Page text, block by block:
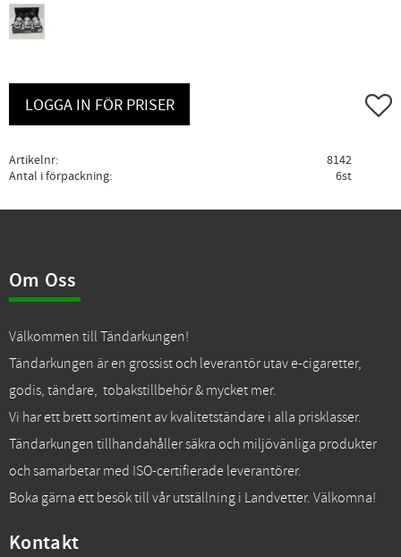
LOGGA IN FÖR PRISER Lägg
Artikelnr
8142
Antal i förpackning
6st
Om Oss
Välkommen till Tändarkungen!
Tändarkungen är en grossist och leverantör utav e-cigaretter,
godis, tändare, tobakstillbehör & mycket mer.
Vi har ett brett sortiment av kvalitetständare i alla prisklasser.
Tändarkungen tillhandahåller säkra och miljövänliga produkter
och samarbetar med ISO-certifierade leverantörer.
Boka gärna ett besök till vår utställning i Landvetter. Välkomna!
Kontakt